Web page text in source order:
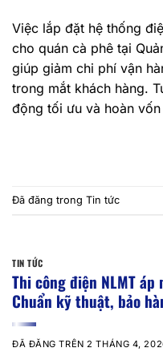
Việc lắp đặt hệ thống
cho quán cà phê tại
giúp giảm chi phí vận
trong mắt khách hàng.
động tối ưu và hoàn
Đã đăng trong Tin tức
TIN TỨC
Thi công điện NLMT áp
Chuẩn kỹ thuật, bảo
ĐÃ ĐĂNG TRÊN 2 THÁNG 4,